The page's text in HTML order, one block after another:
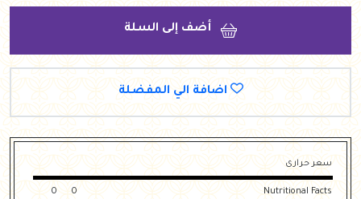
أضف إلى السلة
اضافة الي المفضلة
سعر حرارى
Nutritional Facts
0
0